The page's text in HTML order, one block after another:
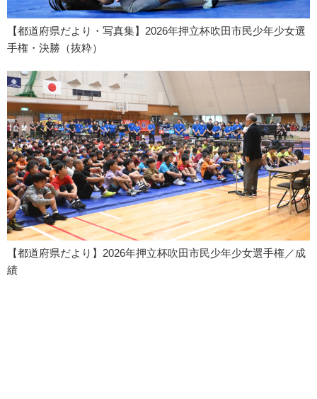
【都道府県だより・写真集】2026年押立杯吹田市民少年少女選
手権・決勝（抜粋）
【都道府県だより】2026年押立杯吹田市民少年少女選手権／成
績